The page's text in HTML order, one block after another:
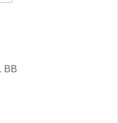
BB